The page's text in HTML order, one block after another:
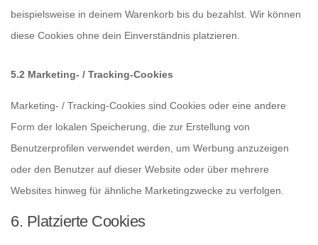
beispielsweise in deinem Warenkorb bis du bezahlst. Wir können
diese Cookies ohne dein Einverständnis platzieren.
5.2 Marketing- / Tracking-Cookies
Marketing- / Tracking-Cookies sind Cookies oder eine andere
Form der lokalen Speicherung, die zur Erstellung von
Benutzerprofilen verwendet werden, um Werbung anzuzeigen
oder den Benutzer auf dieser Website oder über mehrere
Websites hinweg für ähnliche Marketingzwecke zu verfolgen.
6. Platzierte Cookies